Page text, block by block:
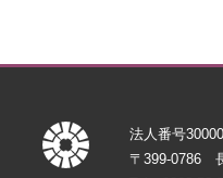
法人番号
〒399-0786